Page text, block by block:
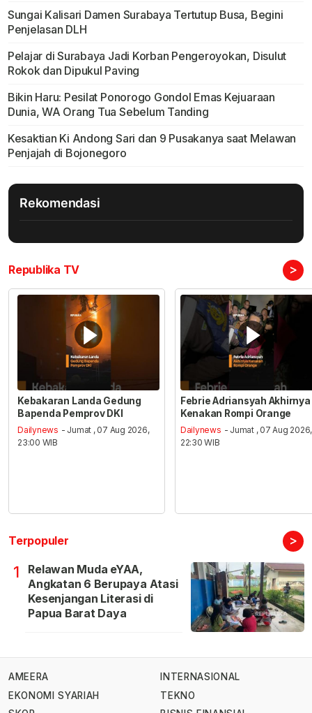
Sungai Kalisari Damen Surabaya Tertutup Busa, Begini
Penjelasan DLH
Pelajar di Surabaya Jadi Korban Pengeroyokan, Disulut
Rokok dan Dipukul Paving
Bikin Haru: Pesilat Ponorogo Gondol Emas Kejuaraan
Dunia, WA Orang Tua Sebelum Tanding
Kesaktian Ki Andong Sari dan 9 Pusakanya saat Melawan
Penjajah di Bojonegoro
Rekomendasi
Republika TV >
Kebakaran Landa Gedung
Bapenda Pemprov DKI
Dailynews - Jumat , 07 Aug 2026,
23:00 WIB
Febrie Adriansyah Akhirnya
Kenakan Rompi Orange
Dailynews - Jumat , 07 Aug 2026,
22:30 WIB
Terpopuler >
1
Relawan Muda eYAA,
Angkatan 6 Berupaya Atasi
Kesenjangan Literasi di
Papua Barat Daya
AMEERA
EKONOMI SYARIAH
INTERNASIONAL
TEKNO